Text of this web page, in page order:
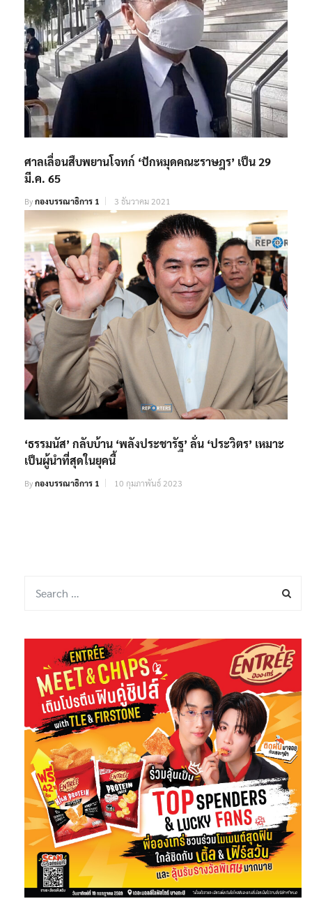
ศาลเลื่อนสืบพยานโจทก์ ‘ปักหมุดคณะราษฎร’ เป็น 29
มี.ค. 65
Byกองบรรณาธิการ 1 3 ธันวาคม 2021
‘ธรรมนัส’ กลับบ้าน ‘พลังประชารัฐ’ ลั่น ‘ประวิตร’ เหมาะ
เป็นผู้นำที่สุดในยุคนี้
Byกองบรรณาธิการ 1 10 กุมภาพันธ์ 2023